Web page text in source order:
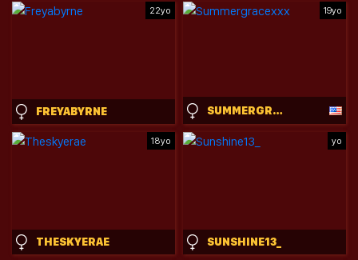
22yo
FREYABYRNE
19yo
SUMMERGRACEXXX
18yo
THESKYERAE
yo
SUNSHINE13_